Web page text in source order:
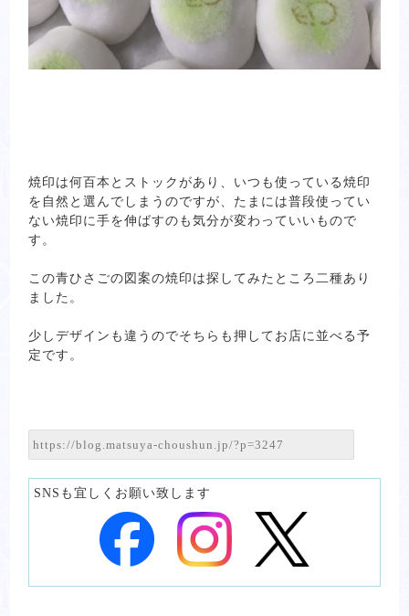
焼印は何百本とストックがあり、いつも使っている焼印
を自然と選んでしまうのですが、たまには普段使ってい
ない焼印に手を伸ばすのも気分が変わっていいもので
す。
この青ひさごの図案の焼印は探してみたところ二種あり
ました。
少しデザインも違うのでそちらも押してお店に並べる予
定です。
SNSも宜しくお願い致します